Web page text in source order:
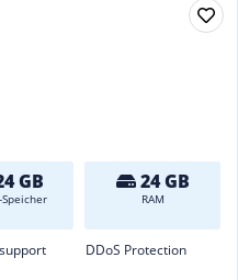
GB
Speicher
24 GB
RAM
DDoS Protection